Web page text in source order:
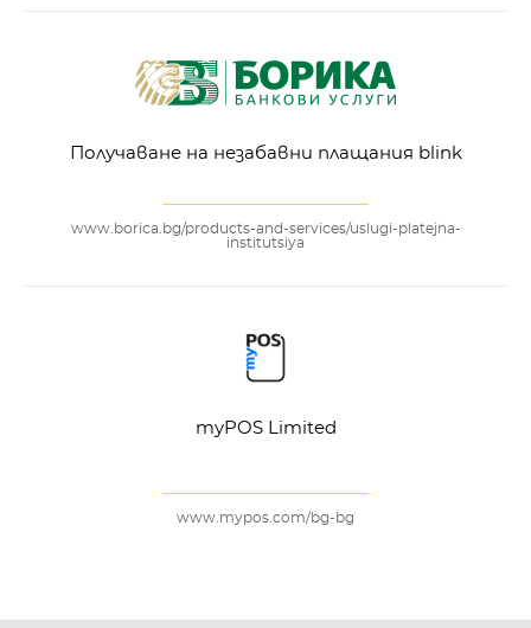
Получаване на незабавни плащания blink
www.borica.bg/products-and-services/uslugi-platejna-
institutsiya
myPOS Limited
www.mypos.com/bg-bg